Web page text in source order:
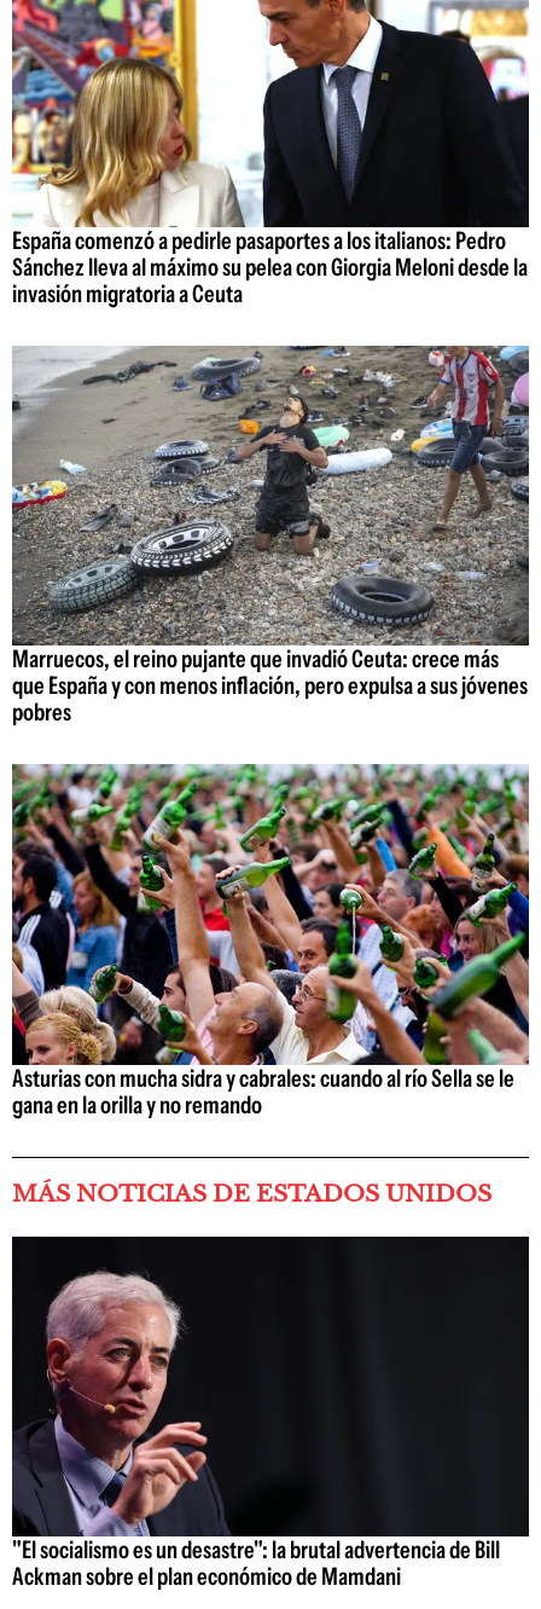
España comenzó a pedirle pasaportes a los italianos: Pedro
Sánchez lleva al máximo su pelea con Giorgia Meloni desde la
invasión migratoria a Ceuta
Marruecos, el reino pujante que invadió Ceuta: crece más
que España y con menos inflación, pero expulsa a sus jóvenes
pobres
Asturias con mucha sidra y cabrales: cuando al río Sella se le
gana en la orilla y no remando
MÁS NOTICIAS DE ESTADOS UNIDOS
"El socialismo es un desastre": la brutal advertencia de Bill
Ackman sobre el plan económico de Mamdani